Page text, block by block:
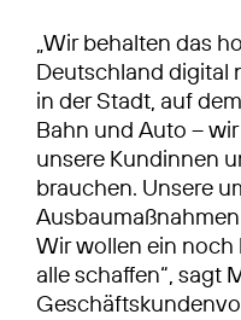
„Wir behalten das
Deutschland digital
in der Stadt, auf
Bahn und Auto –
unsere Kundinnen
brauchen. Unsere
Wir wollen ein noch
alle schaffen“, sagt